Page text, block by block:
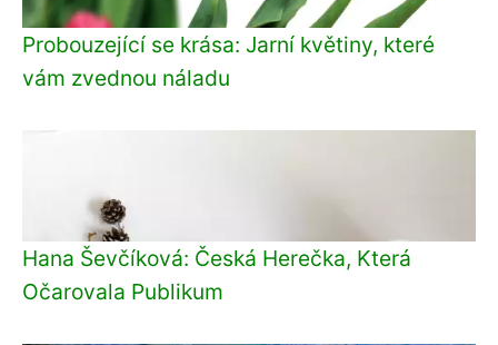
Probouzející se krása: Jarní květiny, které
vám zvednou náladu
Hana Ševčíková: Česká Herečka, Která
Očarovala Publikum